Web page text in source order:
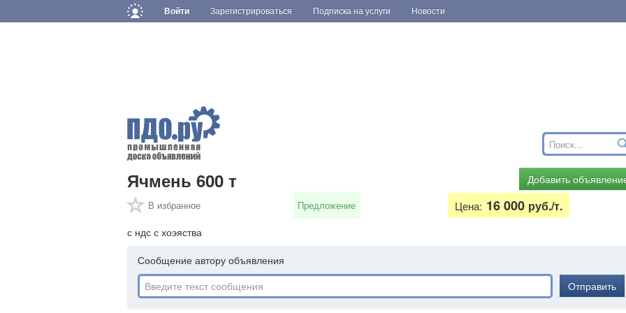
Войти Зарегистрироваться Подписка на услуги Новости
Ячмень 600 т Добавить
В избранное Предложение Цена: 16 000 руб./т.
с ндс с хоэяства
Сообщение автору объявления
Отправить